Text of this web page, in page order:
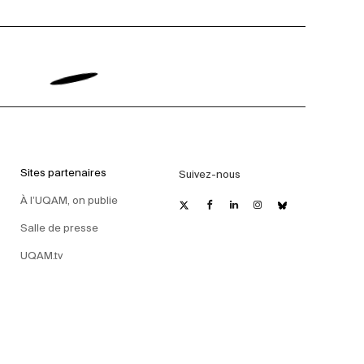
Sites partenaires
À l’UQAM, on publie
Salle de presse
UQAM.tv
Suivez-nous